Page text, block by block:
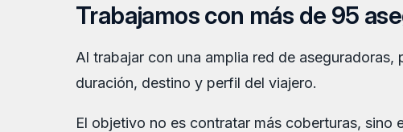
Trabajamos con más de 95
Al trabajar con una amplia red de
duración, destino y perfil del viajero.
El objetivo no es contratar más coberturas,